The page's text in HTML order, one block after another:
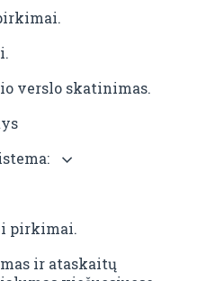
verslo skatinimas.
pirkimai.
ir ataskaitų